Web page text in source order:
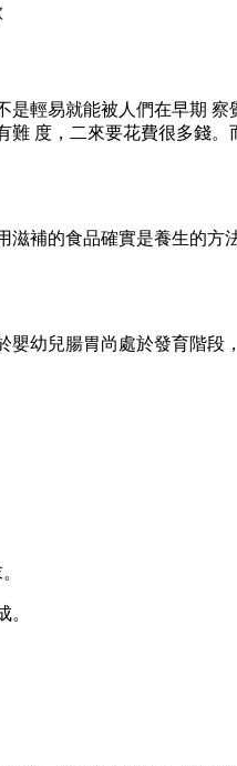
易就能被人們在早期 察
度，二來要花費很多錢
的食品確實是養生的方
兒腸胃尚處於發育階段